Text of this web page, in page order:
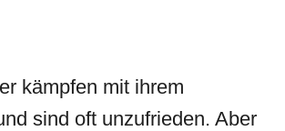
kämpfen mit ihrem
sind oft unzufrieden. Aber